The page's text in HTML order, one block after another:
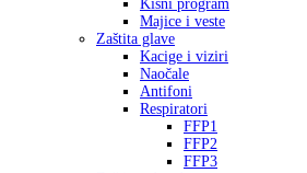
Kišni program
Majice i veste
Zaštita glave
Kacige i viziri
Naočale
Antifoni
Respiratori
FFP1
FFP2
FFP3